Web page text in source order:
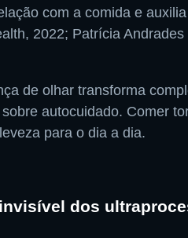
com a comida e
2022; Patrícia
de olhar transforma
autocuidado. Comer
para o dia a dia.
dos